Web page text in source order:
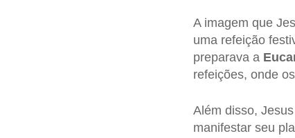
A imagem que
uma refeição
preparava a
refeições, onde
Além disso,
manifestar seu